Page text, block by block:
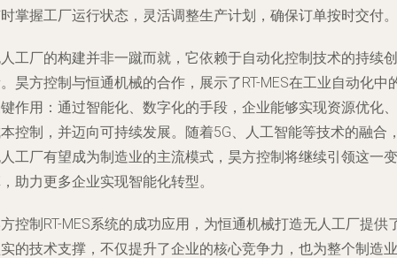
掌握工厂运行状态，灵活调整生产计划，确保订单按时交付。
工厂的构建并非一蹴而就，它依赖于自动化控制技术的持续创
昊方控制与恒通机械的合作，展示了RT-MES在工业自动化中
作用：通过智能化、数字化的手段，企业能够实现资源优化、
控制，并迈向可持续发展。随着5G、人工智能等技术的融合
工厂有望成为制造业的主流模式，昊方控制将继续引领这一变
助力更多企业实现智能化转型。
控制RT-MES系统的成功应用，为恒通机械打造无人工厂提供
的技术支撑，不仅提升了企业的核心竞争力，也为整个制造业